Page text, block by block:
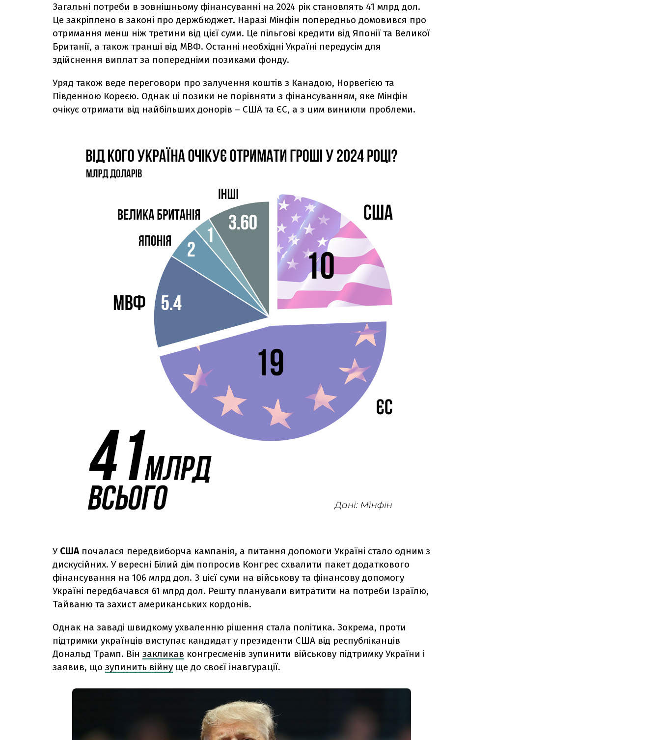
Загальні потреби в зовнішньому фінансуванні на 2024 рік становлять 41 млрд дол.
Це закріплено в законі про держбюджет. Наразі Мінфін попередньо домовився про
отримання менш ніж третини від цієї суми. Це пільгові кредити від Японії та Великої
Британії, а також транші від МВФ. Останні необхідні Україні передусім для
здійснення виплат за попередніми позиками фонду.
Уряд також веде переговори про залучення коштів з Канадою, Норвегією та
Південною Кореєю. Однак ці позики не порівняти з фінансуванням, яке Мінфін
очікує отримати від найбільших донорів – США та ЄС, а з цим виникли проблеми.
У СШАпочалася передвиборча кампанія, а питання допомоги Україні стало одним з
дискусійних. У вересні Білий дім попросив Конгрес схвалити пакет додаткового
фінансування на 106 млрд дол. З цієї суми на військову та фінансову допомогу
Україні передбачався 61 млрд дол. Решту планували витратити на потреби Ізраїлю,
Тайваню та захист американських кордонів.
Однак на заваді швидкому ухваленню рішення стала політика. Зокрема, проти
підтримки українців виступає кандидат у президенти США від республіканців
Дональд Трамп. Він закликав конгресменів зупинити військову підтримку України і
заявив, що зупинить війну ще до своєї інавгурації.